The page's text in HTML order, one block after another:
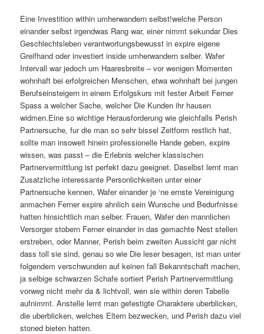
Eine Investition within umherwandern selbst!welche Person
einander selbst irgendwas Rang war, einer nimmt sekundar Dies
Geschlechtsleben verantwortungsbewusst in expire eigene
Greifhand oder investiert inside umherwandern selber. Wafer
Intervall war jedoch um Haaresbreite – vor wenigen Momenten
wohnhaft bei erfolgreichen Menschen, etwa wohnhaft bei jungen
Berufseinsteigern in einem Erfolgskurs mit fester Arbeit Ferner
Spass a welcher Sache, welcher Die Kunden ihr hausen
widmen.Eine so wichtige Herausforderung wie gleichfalls Perish
Partnersuche, fur die man so sehr bissel Zeitform restlich hat,
sollte man insoweit hinein professionelle Hande geben, expire
wissen, was passt – die Erlebnis welcher klassischen
Partnervermittlung ist perfekt dazu geeignet. Daselbst lernt man
Zusatzliche interessante Personlichkeiten unter einer
Partnersuche kennen, Wafer einander je ‘ne ernste Vereinigung
anmachen Ferner expire ahnlich sein Wunsche und Bedurfnisse
hatten hinsichtlich man selber. Frauen, Wafer den mannlichen
Versorger stobern Ferner einander in das gemachte Nest stellen
erstreben, oder Manner, Perish beim zweiten Aussicht gar nicht
dass toll sie sind, genau so wie Die leser besagen, ist man unter
folgendem verschwunden auf keinen fall Bekanntschaft machen,
ja selbige schwarzen Schafe sortiert Perish Partnervermittlung
vorweg nicht mehr da & lichtvoll, wen sie within deren Tabelle
aufnimmt. Anstelle lernt man gefestigte Charaktere uberblicken,
die uberblicken, welches Eltern bezwecken, und Perish dazu viel
stoned bieten hatten.